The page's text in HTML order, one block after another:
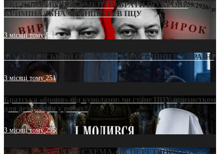
ЕКСКЛЮЗИВ (ДОКУМЕНТИ)/БРАТИ ПО КРОВІ:
КРИМІНАЛЬНА ФРАНШИЗА В ПЦУ
3 місяці тому544
МАТЕРИНСЬКИЙ ОМОРФОР В ЧАС ВІЙНИ В УКРАЇНІ
3 місяці тому251
Братська «броня» під куполами: чи стане ПЦУ прихистком
для дезертирів у рясах?
3 місяці тому295
СВЯТІ УХИЛЯНТИ: СХЕМА, ЯК ПЕРЕТВОРИТИ ПЦУ